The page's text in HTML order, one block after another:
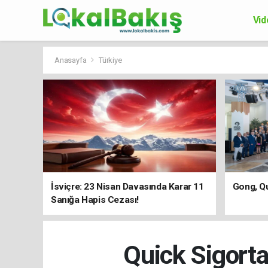
Anasayfa Türkiye
İsviçre: 23 Nisan Davasında Karar 11
Sanığa Hapis Cezası!
Gong,
Quick